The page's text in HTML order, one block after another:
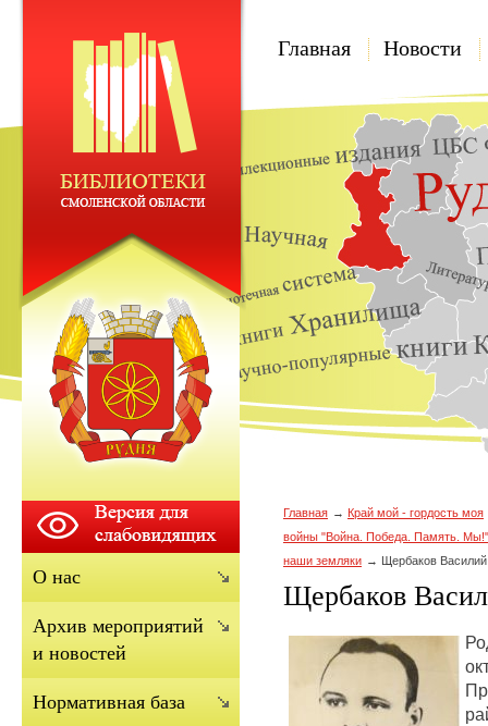
Главная Новости
Главная
Край мой - гордость моя
войны "Война. Победа. Память. Мы!"
наши земляки
Щербаков
Щербаков
О нас
Архив мероприятий
и новостей
Нормативная база